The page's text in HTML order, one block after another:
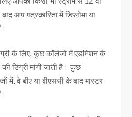
आप पत्रकारिता में डिप्लोमा या
के लिए, कुछ कॉलेजों में एडमिशन के
डिग्री मांगी जाती है। कुछ
में, वे बीए या बीएससी के बाद मास्टर